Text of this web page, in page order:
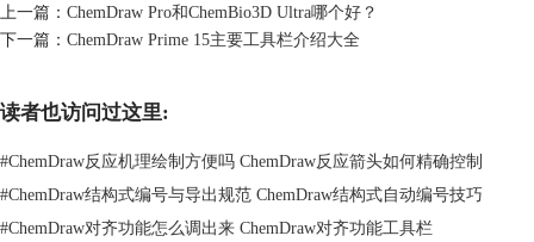
上一篇： ChemDraw Pro和ChemBio3D Ultra哪个好？
下一篇： ChemDraw Prime 15主要工具栏介绍大全
读者也访问过这里:
#ChemDraw反应机理绘制方便吗 ChemDraw反应箭头如何精确控制
#ChemDraw结构式编号与导出规范 ChemDraw结构式自动编号技巧
#ChemDraw对齐功能怎么调出来 ChemDraw对齐功能工具栏